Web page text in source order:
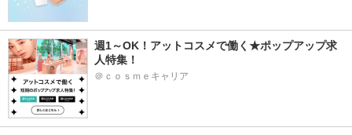
週1～OK！アットコスメで働く★ポップアップ求
人特集！
＠ｃｏｓｍｅキャリア